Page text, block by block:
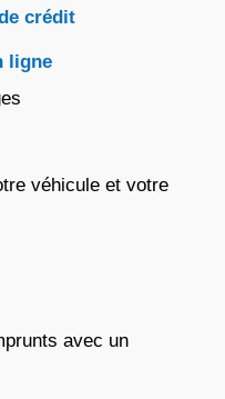
crédit
ligne
véhicule et votre
avec un